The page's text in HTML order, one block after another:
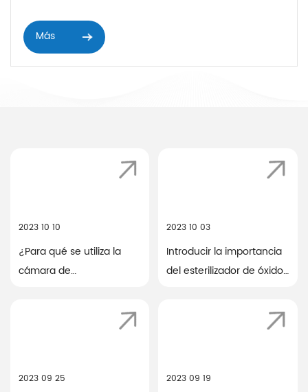
Más
2023 10 10
¿Para qué se utiliza la
cámara de
2023 10 03
Introducir la importancia
del esterilizador de óxido
2023 09 25 2023 09 19